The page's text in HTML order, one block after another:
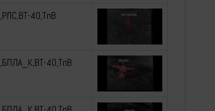
40,ТпВ
40,ТпВ